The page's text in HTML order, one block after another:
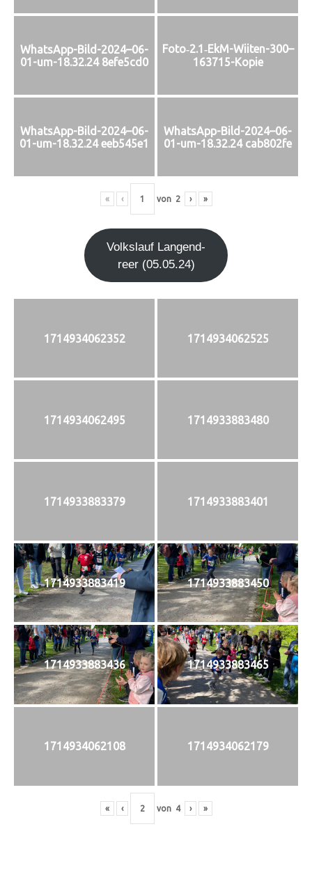
WhatsApp-Bild-2024–06-
01-um-18.32.24 8efe5cd0
Foto‑2.1‑EkM-Wiiten-300–
163715-Kopie
WhatsApp-Bild-2024–06-
01-um-18.32.24 eeb545e1
WhatsApp-Bild-2024–06-
01-um-18.32.24 cab802fe
« ‹ von 2 › »
Volks­lauf Lan­gen­d­
re­er (05.05.24)
1714934062352 1714934062525
1714934062495 1714933883480
1714933883379 1714933883401
1714933883419 1714933883450
1714933883436 1714933883465
1714934062108 1714934062179
« ‹ von 4 › »